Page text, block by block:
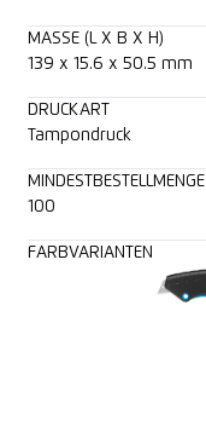
MASSE (L X B X H)
139 x 15.6 x 50.5 mm
DRUCKART
Tampondruck
MINDESTBESTELLMENGE
100
FARBVARIANTEN